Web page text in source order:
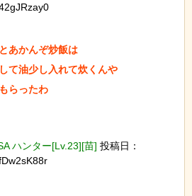
あかんぞ炒飯は
て油少し入れて炊くんや
らったわ
ハンター[Lv.23][苗] 投稿日：